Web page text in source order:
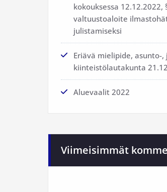
kokouksessa 12.12.2022,
valtuustoaloite
julistamiseksi
Eriävä mielipide, asunto-,
kiinteistölautakunta
Aluevaalit 2022
Viimeisimmät